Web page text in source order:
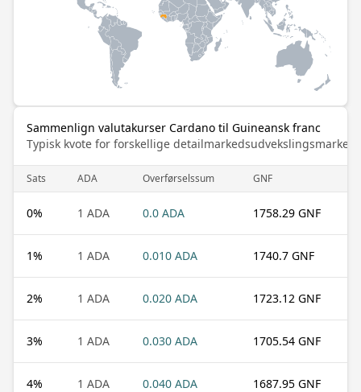
Sammenlign valutakurser Cardano til Guineansk franc
Typisk kvote for forskellige
Sats ADA Overførselssum GNF
0% 1 ADA 0.0 ADA 1758.29 GNF
1% 1 ADA 0.010 ADA 1740.7 GNF
2% 1 ADA 0.020 ADA 1723.12 GNF
3% 1 ADA 0.030 ADA 1705.54 GNF
4% 1 ADA 0.040 ADA 1687.95 GNF